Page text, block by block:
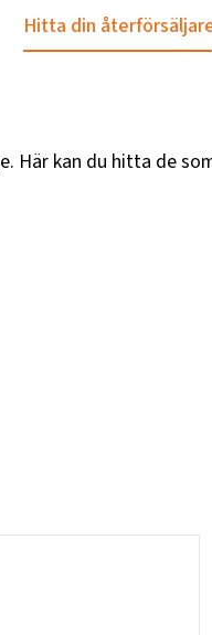
Hitta din
Här kan du hitta de